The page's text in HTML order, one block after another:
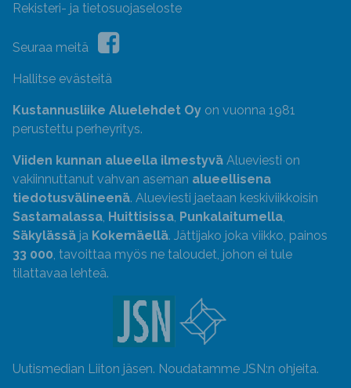
Rekisteri- ja tietosuojaseloste
Seuraa meitä
Hallitse evästeitä
Kustannusliike Aluelehdet Oy on vuonna 1981
perustettu perheyritys.
Viiden kunnan alueella ilmestyvä Alueviesti on
vakiinnuttanut vahvan aseman alueellisena
tiedotusvälineenä. Alueviesti jaetaan keskiviikkoisin
Sastamalassa, Huittisissa, Punkalaitumella,
Säkylässä ja Kokemäellä. Jättijako joka viikko, painos
33 000, tavoittaa myös ne taloudet, johon ei tule
tilattavaa lehteä.
Uutismedian Liiton jäsen. Noudatamme JSN:n ohjeita.